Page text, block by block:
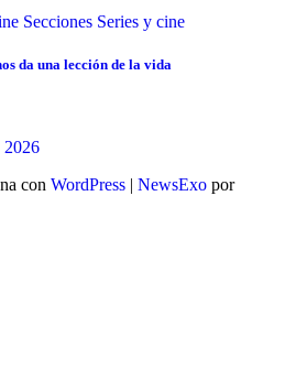
Secciones Series y cine
da una lección de la vida
2026
con WordPress | NewsExo por